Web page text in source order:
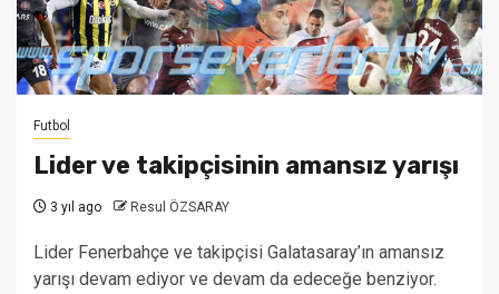
Futbol
Lider ve takipçisinin amansız yarışı
3 yıl ago Resul ÖZSARAY
Lider Fenerbahçe ve takipçisi Galatasaray’ın amansız
yarışı devam ediyor ve devam da edeceğe benziyor.